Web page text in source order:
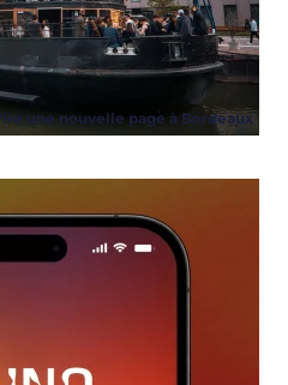
une nouvelle page à Bordeaux